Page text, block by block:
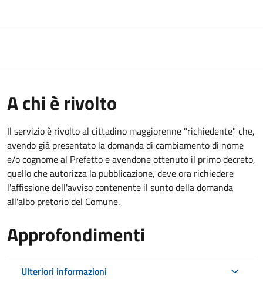
A chi è rivolto
Il servizio è rivolto al cittadino maggiorenne "richiedente" che,
avendo già presentato la domanda di cambiamento di nome
e/o cognome al Prefetto e avendone ottenuto il primo decreto,
quello che autorizza la pubblicazione, deve ora richiedere
l'affissione dell'avviso contenente il sunto della domanda
all'albo pretorio del Comune.
Approfondimenti
Ulteriori informazioni